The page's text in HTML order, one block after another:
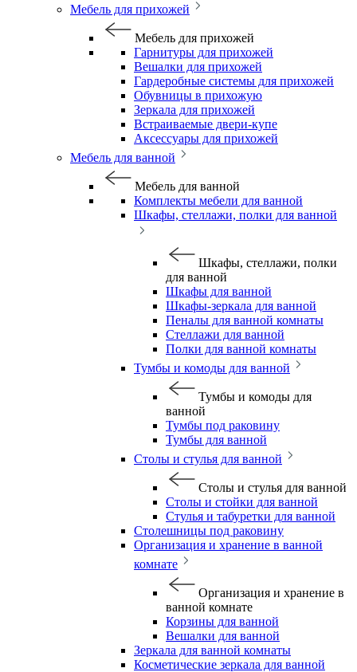
Мебель для прихожей
Мебель для прихожей
Гарнитуры для прихожей
Вешалки для прихожей
Гардеробные системы для прихожей
Обувницы в прихожую
Зеркала для прихожей
Встраиваемые двери-купе
Аксессуары для прихожей
Мебель для ванной
Мебель для ванной
Комплекты мебели для ванной
Шкафы, стеллажи, полки для ванной
Шкафы, стеллажи, полки
для ванной
Шкафы для ванной
Шкафы-зеркала для ванной
Пеналы для ванной комнаты
Стеллажи для ванной
Полки для ванной комнаты
Тумбы и комоды для ванной
Тумбы и комоды для
ванной
Тумбы под раковину
Тумбы для ванной
Столы и стулья для ванной
Столы и стулья для ванной
Столы и стойки для ванной
Стулья и табуретки для ванной
Столешницы под раковину
Организация и хранение в ванной
комнате
Организация и хранение в
ванной комнате
Корзины для ванной
Вешалки для ванной
Зеркала для ванной комнаты
Косметические зеркала для ванной